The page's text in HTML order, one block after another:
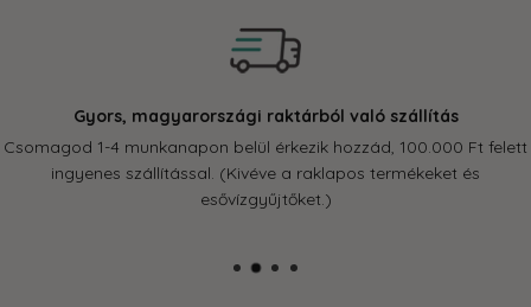
Gyors, magyarországi raktárból való szállítás
Csomagod 1-4 munkanapon belül érkezik hozzád, 100.000 Ft felett
ingyenes szállítással. (Kivéve a raklapos termékeket és
esővízgyűjtőket.)